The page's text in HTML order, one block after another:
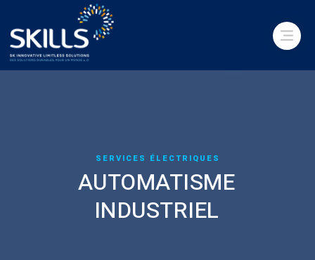
SERVICES ÉLECTRIQUES
AUTOMATISME
INDUSTRIEL